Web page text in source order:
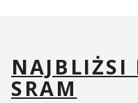
NAJBLIŻSI
SRAM